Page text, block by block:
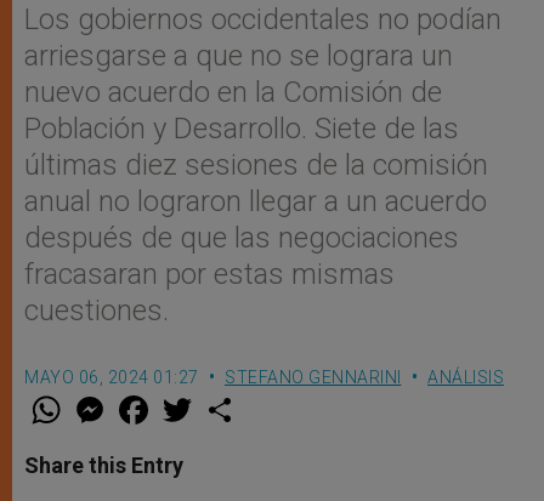
Los gobiernos occidentales no podían
arriesgarse a que no se lograra un
nuevo acuerdo en la Comisión de
Población y Desarrollo. Siete de las
últimas diez sesiones de la comisión
anual no lograron llegar a un acuerdo
después de que las negociaciones
fracasaran por estas mismas
cuestiones.
MAYO 06, 2024 01:27 STEFANO GENNARINI ANÁLISIS
W
t
s
M
e
s
e
F
a
e
b
w
Share this Entry